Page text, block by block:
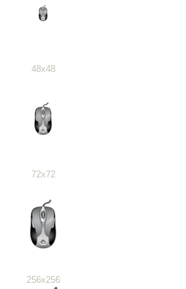
48x48
72x72
256x256